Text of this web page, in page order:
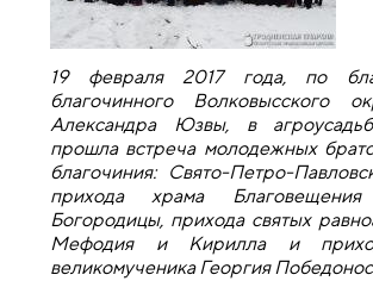
19 февраля 2017 года, по
благочинного Волковысского
Александра Юзвы, в
прошла встреча молодежных
благочиния: Свято-Петро-
прихода храма Благовещения
Богородицы, прихода святых
Мефодия и Кирилла и
великомученика Георгия